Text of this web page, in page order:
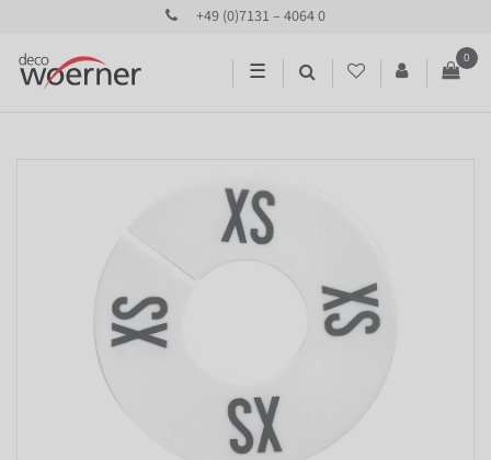
+49 (0)7131 – 4064 0
☰
0